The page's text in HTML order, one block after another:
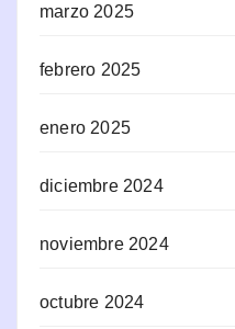
marzo 2025
febrero 2025
enero 2025
diciembre 2024
noviembre 2024
octubre 2024